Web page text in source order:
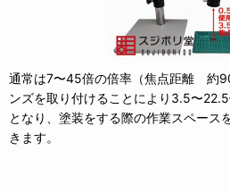
通常は7〜45倍の倍率（焦点距離 約
ンズを取り付けることにより3.5〜
となり、塗装をする際の作業スペース
きます。